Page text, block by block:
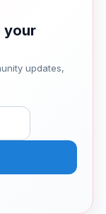
your
updates,